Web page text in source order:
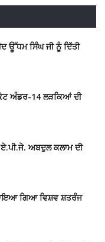
ਊੱਧਮ ਸਿੰਘ ਜੀ ਨੂੰ ਦਿੱਤੀ
ਅੰਡਰ-14 ਲੜਕਿਆਂ ਦੀ
ਅਬਦੁਲ ਕਲਾਮ ਦੀ
ਗਿਆ ਵਿਸ਼ਵ ਸ਼ਤਰੰਜ